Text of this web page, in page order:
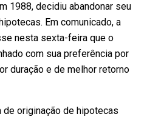
1988, decidiu abandonar seu
Em comunicado, a
nesta sexta-feira que o
com sua preferência por
duração e de melhor retorno
originação de hipotecas